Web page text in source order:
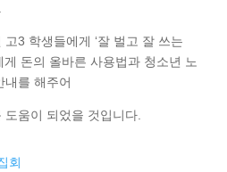
3 학생들에게 ‘잘 벌고 잘 쓰는
게 돈의 올바른 사용법과 청소년 노
내를 해주어
움이 되었을 것입니다.
회